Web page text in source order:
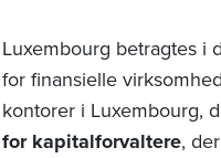
Luxembourg betragtes i
for finansielle
kontorer i Luxembourg,
for kapitalforvaltere,